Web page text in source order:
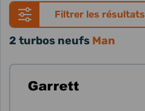
Filtrer les résultats
2 turbos neufs Man